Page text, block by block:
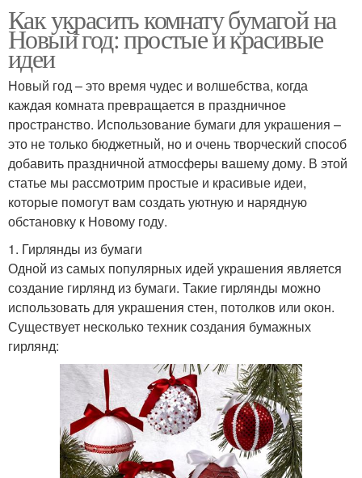
Как украсить комнату бумагой на
Новый год: простые и красивые
идеи
Новый год – это время чудес и волшебства, когда
каждая комната превращается в праздничное
пространство. Использование бумаги для украшения –
это не только бюджетный, но и очень творческий способ
добавить праздничной атмосферы вашему дому. В этой
статье мы рассмотрим простые и красивые идеи,
которые помогут вам создать уютную и нарядную
обстановку к Новому году.
1. Гирлянды из бумаги
Одной из самых популярных идей украшения является
создание гирлянд из бумаги. Такие гирлянды можно
использовать для украшения стен, потолков или окон.
Существует несколько техник создания бумажных
гирлянд: